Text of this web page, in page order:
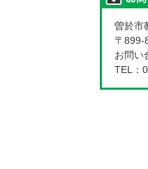
曽於市
〒899-
お問い
TEL：